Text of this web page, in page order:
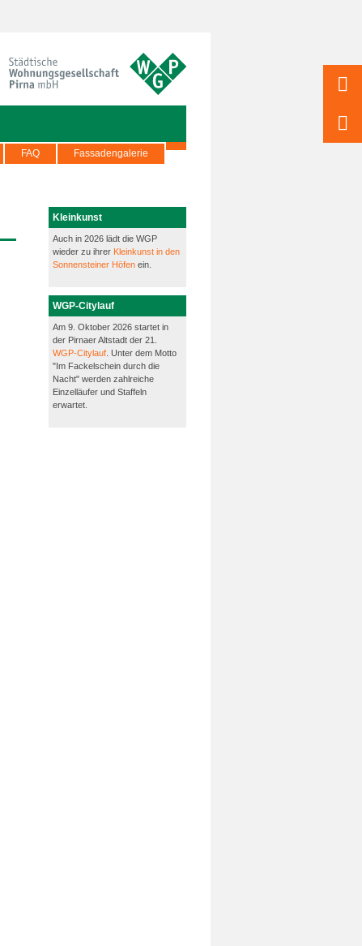
FAQ Fassadengalerie
Kleinkunst
Auch in 2026 lädt die WGP
wieder zu ihrer Kleinkunst in den
Sonnensteiner Höfen ein.
WGP-Citylauf
Am 9. Oktober 2026 startet in
der Pirnaer Altstadt der 21.
WGP-Citylauf . Unter dem Motto
"Im Fackelschein durch die
Nacht" werden zahlreiche
Einzelläufer und Staffeln
erwartet.